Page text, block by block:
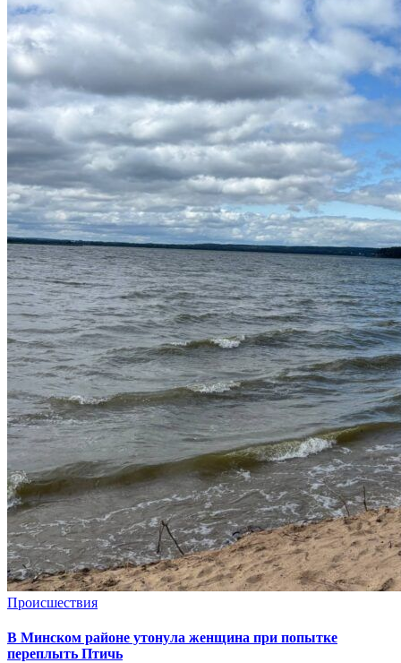
Происшествия
В Минском районе утонула женщина при попытке
переплыть Птичь